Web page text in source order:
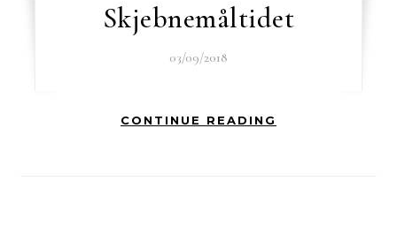
Skjebnemåltidet
03/09/2018
CONTINUE READING